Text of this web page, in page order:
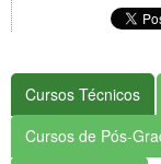
Cursos Técnicos
Cursos de Pós-